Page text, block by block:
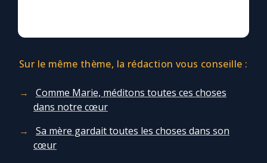
Sur le même thème, la rédaction vous conseille :
Comme Marie, méditons toutes ces choses
dans notre cœur
Sa mère gardait toutes les choses dans son
cœur